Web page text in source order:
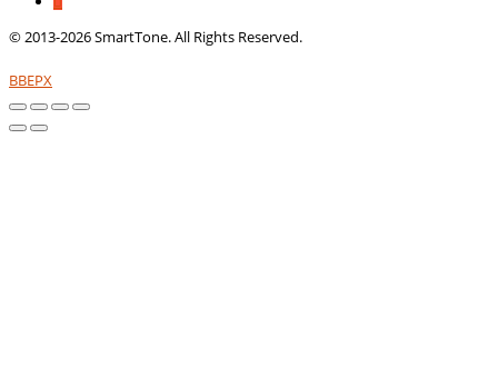
© 2013-2026 SmartTone. All Rights Reserved.
ВВЕРХ